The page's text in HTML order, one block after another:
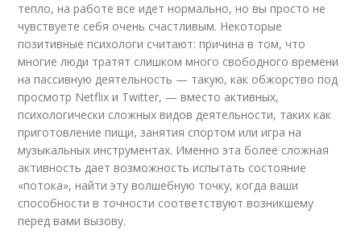
тепло, на работе все идет нормально, но вы просто не
чувствуете себя очень счастливым. Некоторые
позитивные психологи считают: причина в том, что
многие люди тратят слишком много свободного времени
на пассивную деятельность — такую, как обжорство под
просмотр Netflix и Twitter, — вместо активных,
психологически сложных видов деятельности, таких как
приготовление пищи, занятия спортом или игра на
музыкальных инструментах. Именно эта более сложная
активность дает возможность испытать состояние
«потока», найти эту волшебную точку, когда ваши
способности в точности соответствуют возникшему
перед вами вызову.